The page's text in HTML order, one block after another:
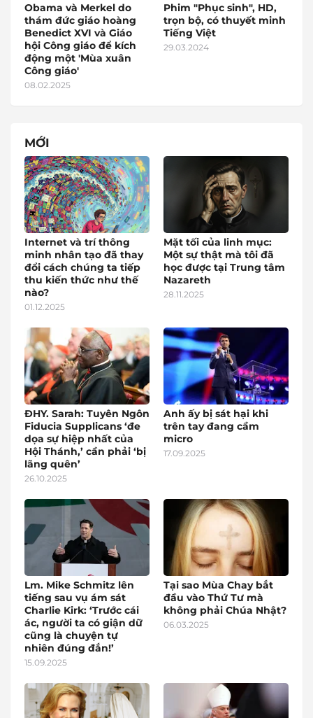
Obama và Merkel do
thám đức giáo hoàng
Benedict XVI và Giáo
hội Công giáo để kích
động một 'Mùa xuân
Công giáo'
08.02.2025
Phim "Phục sinh", HD,
trọn bộ, có thuyết minh
Tiếng Việt
29.03.2024
MỚI
Internet và trí thông
minh nhân tạo đã thay
đổi cách chúng ta tiếp
thu kiến thức như thế
nào?
01.12.2025
Mặt tối của linh mục:
Một sự thật mà tôi đã
học được tại Trung tâm
Nazareth
28.11.2025
ĐHY. Sarah: Tuyên Ngôn
Fiducia Supplicans ‘đe
dọa sự hiệp nhất của
Hội Thánh,’ cần phải ‘bị
lãng quên’
26.10.2025
Anh ấy bị sát hại khi
trên tay đang cầm
micro
17.09.2025
Lm. Mike Schmitz lên
tiếng sau vụ ám sát
Charlie Kirk: ‘Trước cái
ác, người ta có giận dữ
cũng là chuyện tự
nhiên đúng đắn!’
15.09.2025
Tại sao Mùa Chay bắt
đầu vào Thứ Tư mà
không phải Chúa Nhật?
06.03.2025